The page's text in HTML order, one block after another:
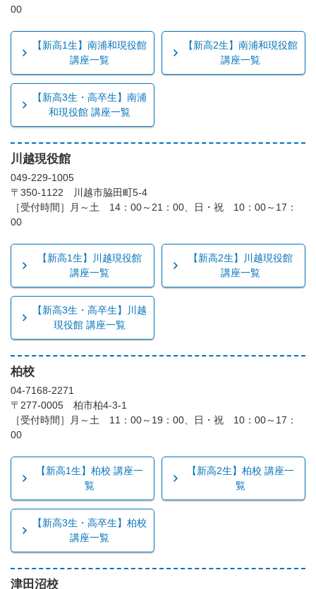
00
【新高1生】南浦和現役館
講座一覧
【新高2生】南浦和現役館
講座一覧
【新高3生・高卒生】南浦
和現役館 講座一覧
川越現役館
049-229-1005
〒350-1122 川越市脇田町5-4
［受付時間］月～土 14：00～21：00、日・祝 10：00～17：
00
【新高1生】川越現役館
講座一覧
【新高2生】川越現役館
講座一覧
【新高3生・高卒生】川越
現役館 講座一覧
柏校
04-7168-2271
〒277-0005 柏市柏4-3-1
［受付時間］月～土 11：00～19：00、日・祝 10：00～17：
00
【新高1生】柏校 講座一
覧
【新高2生】柏校 講座一
覧
【新高3生・高卒生】柏校
講座一覧
津田沼校